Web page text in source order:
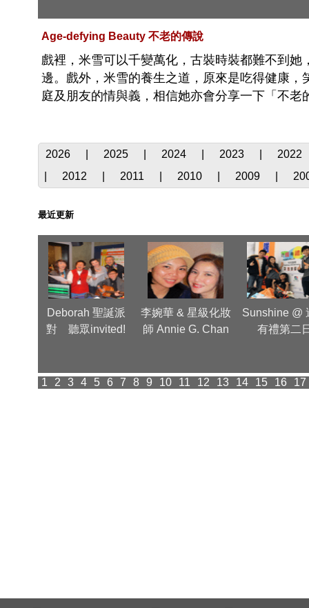
Age-defying Beauty 不老的傳說
戲裡，米雪可以千變萬化，古裝時裝都難不到
邊。戲外，米雪的養生之道，原來是吃得健康
庭及朋友的情與義，相信她亦會分享一下「不老
2026 2025 2024 2023
2022
2012 2011 2010 2009
最近更新
Deborah 聖誕派
對 聽眾invited!
李婉華 & 星級化妝
師 Annie G. Chan
Sunshine @
有禮第二
1 2 3 4 5 6 7 8 9 10 11 12 13 14 15 16 17